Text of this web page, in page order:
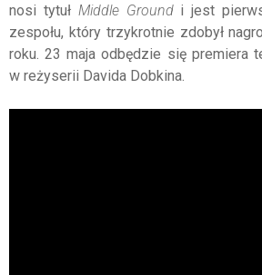
nosi tytuł Middle Groundi jest
zespołu, który trzykrotnie zdobył
roku. 23 maja odbędzie się premiera
w reżyserii Davida Dobkina.